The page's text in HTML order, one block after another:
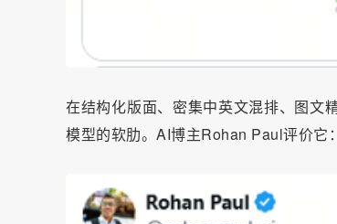
在结构化版面、密集中英文混排、图文
模型的软肋。AI博主Rohan Paul评价它：